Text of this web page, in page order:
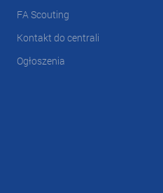
FA Scouting
Kontakt do centrali
Ogłoszenia